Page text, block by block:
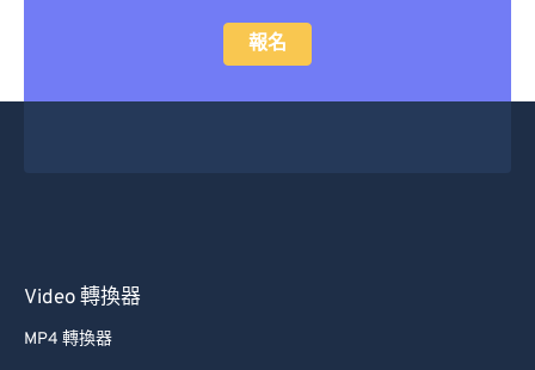
報名
Video 轉換器
MP4 轉換器